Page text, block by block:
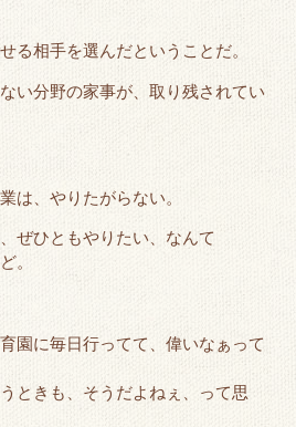
る相手を選んだということだ。
い分野の家事が、取り残されてい
は、やりたがらない。
ぜひともやりたい、なんて
。
園に毎日行ってて、偉いなぁって
ときも、そうだよねぇ、って思